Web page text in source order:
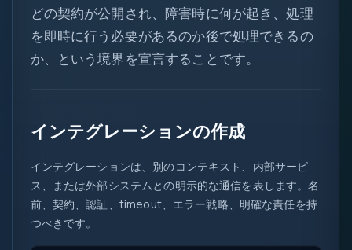
0
1
=>
?.
0x
( )
どの契約が公開され、障害時に何が起き、処理
を即時に行う必要があるのか後で処理できるの
か、という境界を宣言することです。
インテグレーションの作成
インテグレーションは、別のコンテキスト、内部サービ
ス、または外部システムとの明示的な通信を表します。名
前、契約、認証、timeout、エラー戦略、明確な責任を持
つべきです。